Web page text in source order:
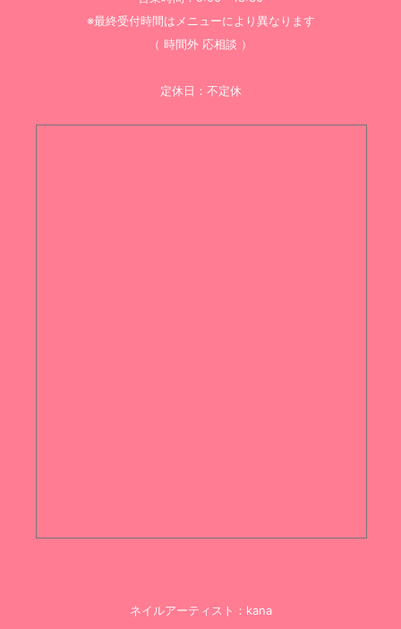
※最終受付時間はメニューにより異なります
（ 時間外 応相談 ）
定休日：不定休
ネイルアーティスト：kana